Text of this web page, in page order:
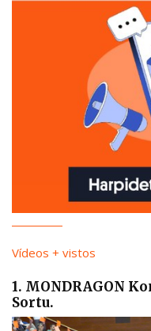
Vídeos + vistos
1. MONDRAGON
Sortu.